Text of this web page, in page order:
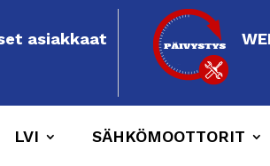
asiakkaat
LVI SÄHKÖMOOTTORIT